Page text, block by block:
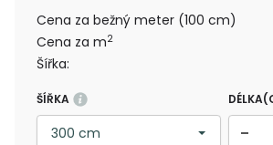
Cena za bežný meter (100 cm)
Cena za m2
Šířka:
ŠÍŘKA